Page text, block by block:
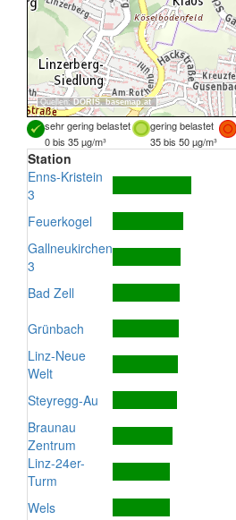
Quellen: DORIS, basemap.at
sehr gering belastet gering belastet
0 bis 35 µg/m³
35 bis 50 µg/m³
Station
Enns-Kristein
3
Feuerkogel
Gallneukirchen
3
Bad Zell
Grünbach
Linz-Neue
Welt
Steyregg-Au
Braunau
Zentrum
Linz-24er-
Turm
Wels